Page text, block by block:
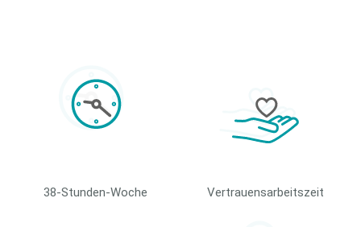
38-Stunden-Woche Vertrauensarbeitszeit